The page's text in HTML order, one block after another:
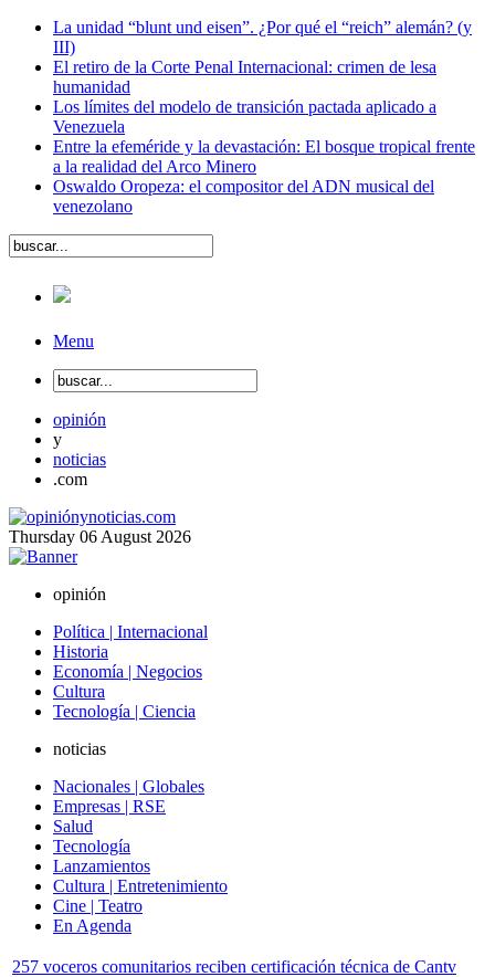
La unidad “blunt und eisen”. ¿Por qué el “reich” alemán? (y
III)
El retiro de la Corte Penal Internacional: crimen de lesa
humanidad
Los límites del modelo de transición pactada aplicado a
Venezuela
Entre la efeméride y la devastación: El bosque tropical frente
a la realidad del Arco Minero
Oswaldo Oropeza: el compositor del ADN musical del
venezolano
Menu
opinión
y
noticias
.com
Thursday 06 August 2026
opinión
Política | Internacional
Historia
Economía | Negocios
Cultura
Tecnología | Ciencia
noticias
Nacionales | Globales
Empresas | RSE
Salud
Tecnología
Lanzamientos
Cultura | Entretenimiento
Cine | Teatro
En Agenda
257 voceros comunitarios reciben certificación técnica de Cantv